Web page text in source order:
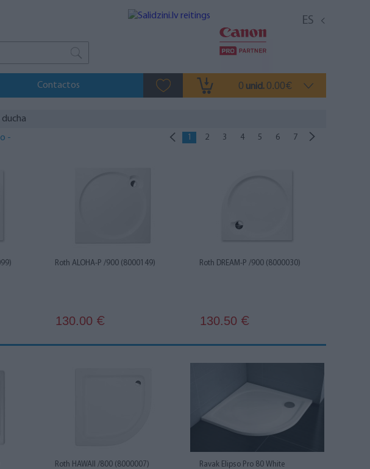
ES
Contactos 0 unid. 0.00€
1 2 3 4 5 6 7
-
Roth ALOHA-P /900 (8000149)
130.00 €
Roth DREAM-P /900 (8000030)
130.50 €
Roth HAWAII /800 (8000007)
Ravak Elipso Pro 80 White